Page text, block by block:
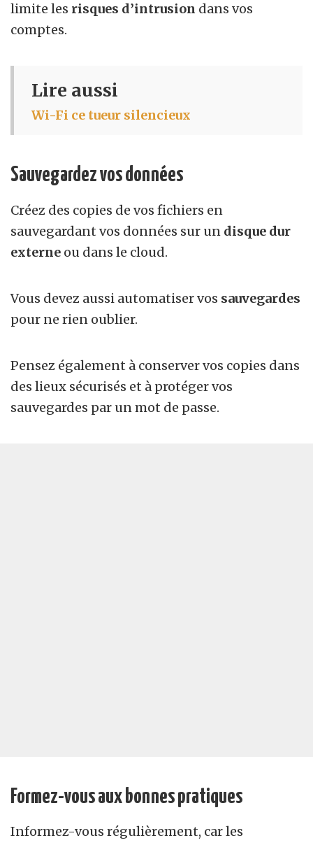
limite les risques d’intrusion dans vos
comptes.
Lire aussi
Wi-Fi ce tueur silencieux
Sauvegardez vos données
Créez des copies de vos fichiers en
sauvegardant vos données sur un disque dur
externe ou dans le cloud.
Vous devez aussi automatiser vos sauvegardes
pour ne rien oublier.
Pensez également à conserver vos copies dans
des lieux sécurisés et à protéger vos
sauvegardes par un mot de passe.
Formez-vous aux bonnes pratiques
Informez-vous régulièrement, car les